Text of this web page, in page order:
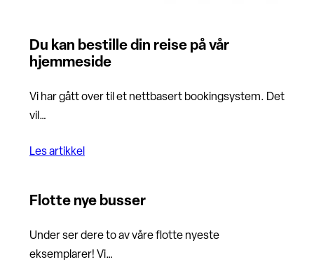
Du kan bestille din reise på vår
hjemmeside
Vi har gått over til et nettbasert bookingsystem. Det
vil…
Les artikkel
Flotte nye busser
Under ser dere to av våre flotte nyeste
eksemplarer! Vi…